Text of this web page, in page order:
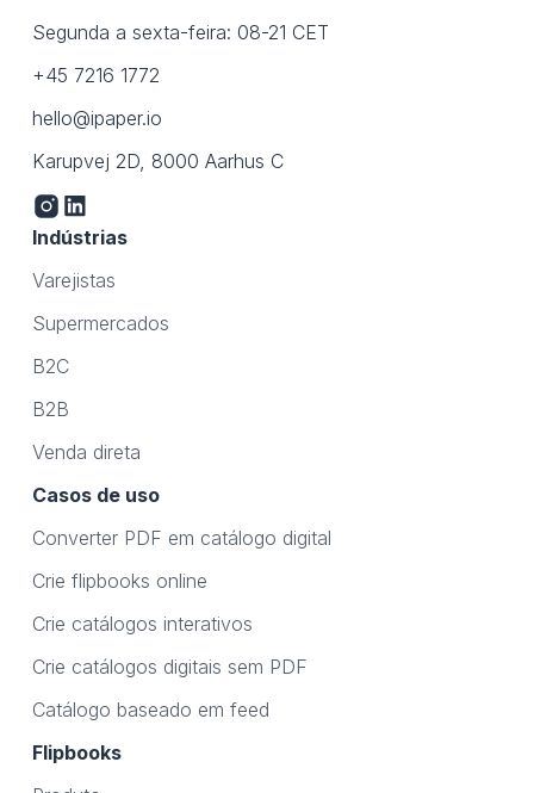
Segunda a sexta-feira: 08-21 CET
+45 7216 1772
hello@ipaper.io
Karupvej 2D, 8000 Aarhus C
Indústrias
Varejistas
Supermercados
B2C
B2B
Venda direta
Casos de uso
Converter PDF em catálogo digital
Crie flipbooks online
Crie catálogos interativos
Crie catálogos digitais sem PDF
Catálogo baseado em feed
Flipbooks